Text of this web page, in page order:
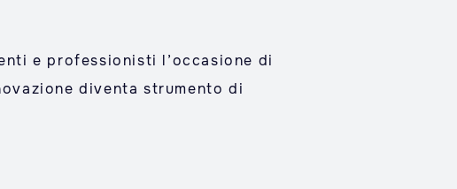
e professionisti l’occasione di
diventa strumento di